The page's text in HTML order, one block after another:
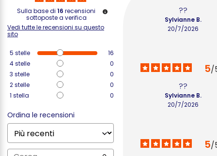
Sulla base di 16 recensioni
sottoposte a verifica
Vedi tutte le recensioni su questo
sito
5 stelle
16
4stelle
0
3 stelle
0
2stelle
0
1 stella 0
Ordina le recensioni
??
20/7/2026
Sylvianne B.
5/
??
20/7/2026
Sylvianne B.
5/